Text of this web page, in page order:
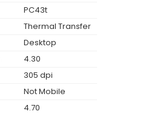
PC43t
Thermal Transfer
Desktop
4.30
305 dpi
Not Mobile
4.70